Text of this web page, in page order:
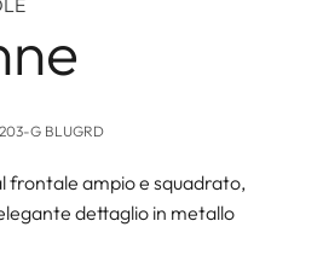
G BLUGRD
frontale ampio e squadrato,
dettaglio in metallo